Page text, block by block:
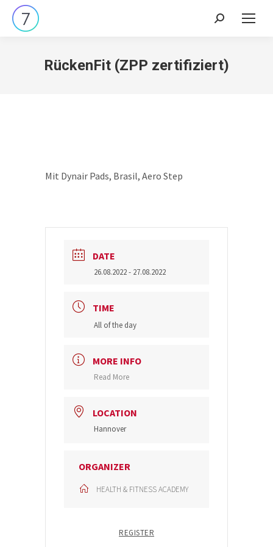
Search:
RückenFit (ZPP zertifiziert)
Mit Dynair Pads, Brasil, Aero Step
DATE
26.08.2022- 27.08.2022
TIME
All of the day
MORE INFO
Read More
LOCATION
Hannover
ORGANIZER
HEALTH & FITNESS ACADEMY
REGISTER